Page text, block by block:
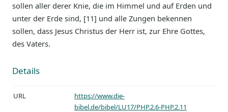
sollen aller derer Knie, die im Himmel und auf Erden und
unter der Erde sind, [11] und alle Zungen bekennen
sollen, dass Jesus Christus der Herr ist, zur Ehre Gottes,
des Vaters.
Details
URL
https://www.die-
bibel.de/bibel/LU17/PHP.2.6-PHP.2.11